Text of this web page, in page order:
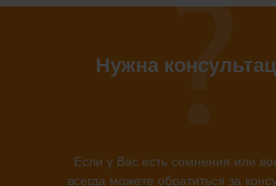
Нужна
Если у Вас есть сомнения или
всегда можете обратиться за